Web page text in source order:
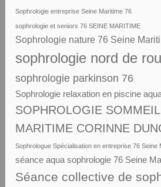
Sophrologie entreprise Seine Maritime 76
sophrologie et seniors 76 SEINE MARITIME
Sophrologie nature 76 Seine
sophrologie nord de
sophrologie parkinson 76
Sophrologie relaxation en piscine
SOPHROLOGIE
MARITIME CORINNE
Sophrologue Spécialisation en entreprise 76 Seine
séance aqua sophrologie 76 Seine
Séance collective de